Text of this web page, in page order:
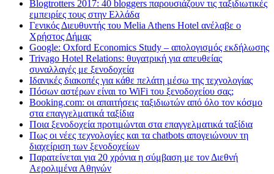
Blogtrotters 2017: 40 bloggers παρουσιάζουν τις ταξιδιωτικές
εμπειρίες τους στην Ελλάδα
Γενικός Διευθυντής του Melia Athens Hotel ανέλαβε ο
Χρήστος Δήμας
Google: Oxford Economics Study – απολογισμός εκδήλωσης
Trivago Hotel Relations: θυγατρική για απευθείας
συναλλαγές με ξενοδοχεία
Iδανικές διακοπές για κάθε πελάτη μέσω της τεχνολογίας
Πόσων αστέρων είναι το WiFi του ξενοδοχείου σας;
Booking.com: οι απαιτήσεις ταξιδιωτών από όλο τον κόσμο
στα επαγγελματικά ταξίδια
Ποια ξενοδοχεία προτιμώνται στα επαγγελματικά ταξίδια
Πως οι νέες τεχνολογίες και τα chatbots απογειώνουν τη
διαχείριση των ξενοδοχείων
Παρατείνεται για 20 χρόνια η σύμβαση με τον Διεθνή
Αερολιμένα Αθηνών